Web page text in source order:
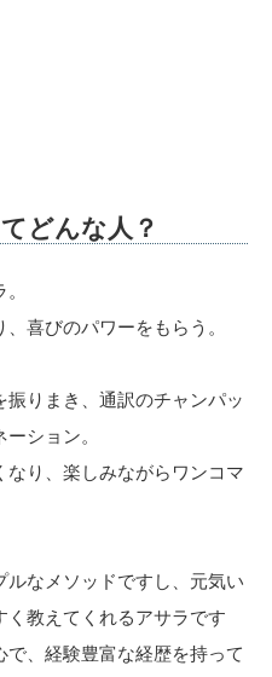
どんな人？
喜びのパワーをもらう。
りまき、通訳のチャンパッ
ション。
り、楽しみながらワンコマ
ルなメソッドですし、元気い
く教えてくれるアサラです
、経験豊富な経歴を持って